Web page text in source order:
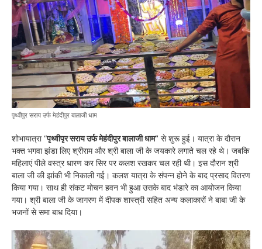
पृथ्वीपुर सराय उर्फ मेहंदीपुर बालाजी धाम
शोभायात्रा “पृथ्वीपृर सराय उर्फ मेहंदीपुर बालाजी धाम” से शुरू हुई। यात्रा के दौरान
भक्त भगवा झंडा लिए श्रीराम और श्री बाला जी के जयकारे लगाते चल रहे थे। जबकि
महिलाएं पीले वस्त्र धारण कर सिर पर कलश रखकर चल रही थी। इस दौरान श्री
बाला जी की झांकी भी निकाली गई। कलश यात्रा के संपन्न होने के बाद प्रसाद वितरण
किया गया। साथ ही संकट मोचन हवन भी हुआ उसके बाद भंडारे का आयोजन किया
गया। श्री बाला जी के जागरण में दीपक शास्त्री सहित अन्य कलाकारों ने बाबा जी के
भजनों से समा बाध दिया।